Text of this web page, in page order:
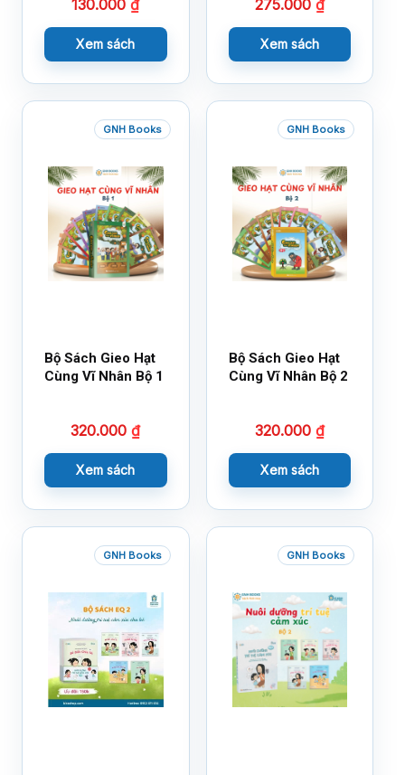
130.000₫
Xem sách
275.000 ₫
Xem sách
GNH Books
Bộ Sách Gieo Hạt
Cùng Vĩ Nhân Bộ 1
320.000₫
Xem sách
GNH Books
Bộ Sách Gieo Hạt
Cùng Vĩ Nhân Bộ 2
320.000 ₫
Xem sách
GNH Books GNH Books